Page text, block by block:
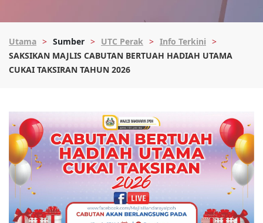
Utama Sumber UTC Perak
Info Terkini
SAKSIKAN MAJLIS CABUTAN BERTUAH HADIAH UTAMA
CUKAI TAKSIRAN TAHUN 2026